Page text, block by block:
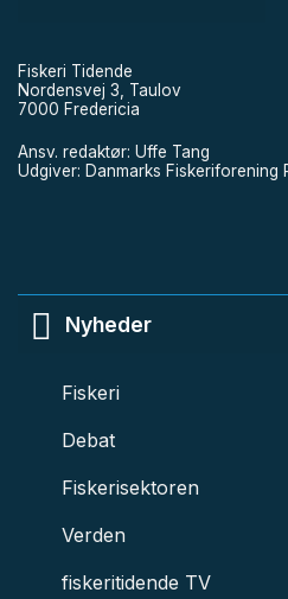
Fiskeri Tidende
Nordensvej 3, Taulov
7000 Fredericia
Ansv. redaktør: Uffe Tang
Udgiver: Danmarks Fiskeriforening
Nyheder
Fiskeri
Debat
Fiskerisektoren
Verden
fiskeritidende TV